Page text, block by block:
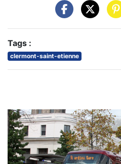
Tags :
clermont-saint-etienne